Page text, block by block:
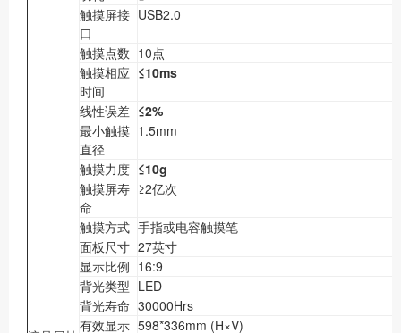
触摸屏接
口
USB2.0
触摸点数 10点
触摸相应
时间
≤10ms
线性误差 ≤2%
最小触摸
直径
1.5mm
触摸力度 ≤10g
触摸屏寿
命
≥2亿次
触摸方式 手指或电容触摸笔
面板尺寸 27英寸
显示比例 16:9
背光类型 LED
背光寿命 30000Hrs
有效显示 598*336mm (H×V)